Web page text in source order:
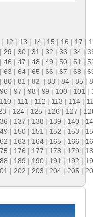
| 12 | 13 | 14 | 15 | 16 | 17 |
| 29 | 30 | 31 | 32 | 33 | 34 |
| 46 | 47 | 48 | 49 | 50 | 51 |
| 63 | 64 | 65 | 66 | 67 | 68 |
| 80 | 81 | 82 | 83 | 84 | 85 |
96 | 97 | 98 | 99 | 100 | 101 |
110 | 111 | 112 | 113 | 114 |
| 124 | 125 | 126 | 127 |
| 137 | 138 | 139 | 140 |
| 150 | 151 | 152 | 153 |
| 163 | 164 | 165 | 166 |
| 176 | 177 | 178 | 179 |
| 189 | 190 | 191 | 192 |
| 202 | 203 | 204 | 205 |